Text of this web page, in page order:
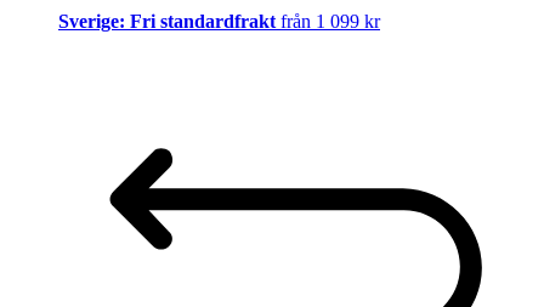
Sverige: Fri standardfrakt från 1 099 kr